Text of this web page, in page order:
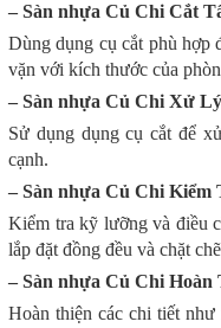
– Sàn nhựa Củ Chi Cắt
Dùng dụng cụ cắt phù hợp
vặn với kích thước của
– Sàn nhựa Củ Chi Xử
Sử dụng dụng cụ cắt để
cạnh.
– Sàn nhựa Củ Chi Kiểm
Kiểm tra kỹ lưỡng và điều
lắp đặt đồng đều và chặt
– Sàn nhựa Củ Chi Hoàn
Hoàn thiện các chi tiết như